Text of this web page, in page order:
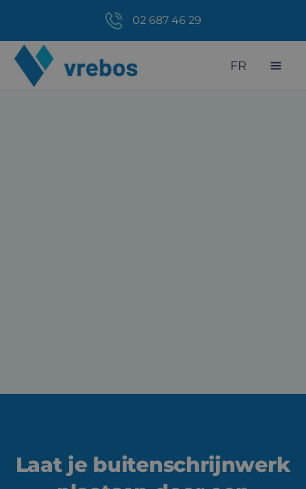
02 687 46 29
FR
Laat je buitenschrijnwerk